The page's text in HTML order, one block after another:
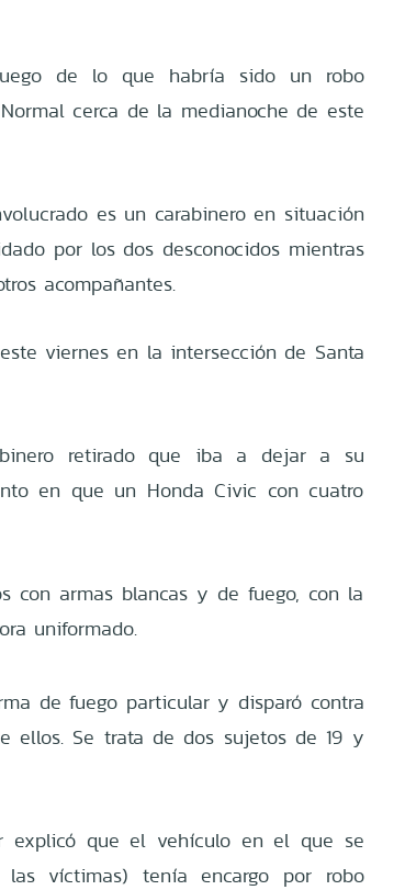
de lo que habría sido un robo
cerca de la medianoche de este
es un carabinero en situación
por los dos desconocidos mientras
acompañantes.
viernes en la intersección de Santa
retirado que iba a dejar a su
en que un Honda Civic con cuatro
con armas blancas y de fuego, con la
uniformado.
de fuego particular y disparó contra
ellos. Se trata de dos sujetos de 19 y
explicó que el vehículo en el que se
víctimas) tenía encargo por robo